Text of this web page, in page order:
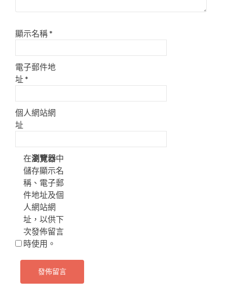
顯示名稱*
電子郵件地
址*
個人網站網
址
在瀏覽器中
儲存顯示名
稱、電子郵
件地址及個
人網站網
址，以供下
次發佈留言
時使用。